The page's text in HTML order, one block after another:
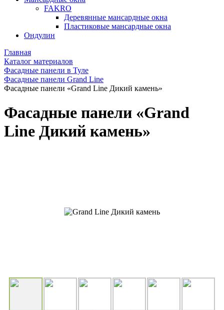
FAKRO
Деревянные мансардные окна
Пластиковые мансардные окна
Ондулин
Главная
Каталог материалов
Фасадные панели в Туле
Фасадные панели Grand Line
Фасадные панели «Grand Line Дикий камень»
Фасадные панели «Grand
Line Дикий камень»